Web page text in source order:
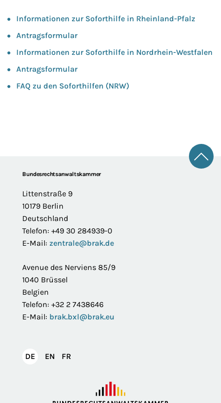
Informationen zur Soforthilfe in Rheinland-Pfalz
Antragsformular
Informationen zur Soforthilfe in Nordrhein-Westfalen
Antragsformular
FAQ zu den Soforthilfen (NRW)
FooterBundesrechtsanwaltskammer
Littenstraße 9
10179 Berlin
Deutschland
Telefon: +49 30 284939-0
E-Mail: zentrale@brak.de
Avenue des Nerviens 85/9
1040 Brüssel
Belgien
Telefon: +32 2 7438646
E-Mail: brak.bxl@brak.eu
DEDeutsch
EN English
FR